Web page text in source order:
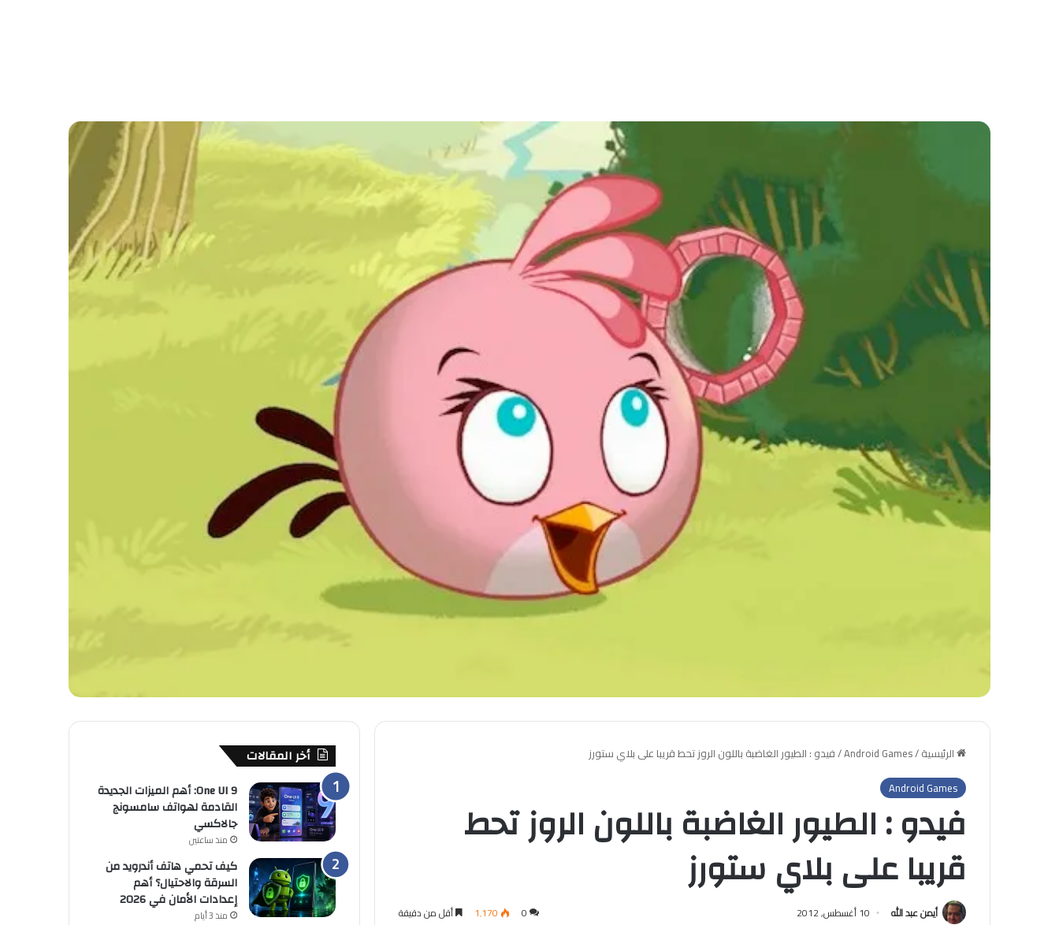
الرئيسية/
Android Games
/فيدو : الطيور الغاضبة باللون الروز تحط قريبا على بلاي ستورز
Android Games
فيدو : الطيور الغاضبة باللون الروز تحط
قريبا على بلاي ستورز
أيمن عبد الله 10 أغسطس, 2012 0 1٬170 أقل من دقيقة
أخر المقالات
One UI 9: أهم الميزات الجديدة
القادمة لهواتف سامسونج
جالاكسي
منذ ساعتين
كيف تحمي هاتف أندرويد من
السرقة والاحتيال؟ أهم
إعدادات الأمان في 2026
منذ 3 أيام